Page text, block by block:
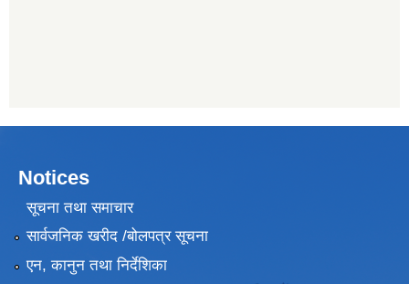
Notices
सूचना तथा समाचार
सार्वजनिक खरीद /बोलपत्र सूचना
एन, कानुन तथा निर्देशिका